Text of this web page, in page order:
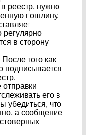
реестр, нужно
пошлину.
регулярно
в сторону
После того как
подписывается
отправки
его в
убедиться, что
а сообщение